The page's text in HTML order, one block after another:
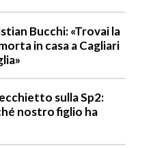
Bucchi: «Trovai la
in casa a Cagliari
sulla Sp2:
nostro figlio ha